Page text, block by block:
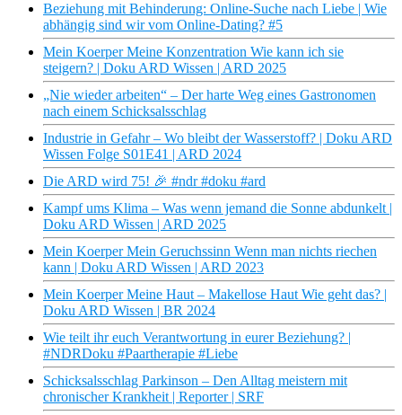
Beziehung mit Behinderung: Online-Suche nach Liebe | Wie
abhängig sind wir vom Online-Dating? #5
Mein Koerper Meine Konzentration Wie kann ich sie
steigern? | Doku ARD Wissen | ARD 2025
„Nie wieder arbeiten“ – Der harte Weg eines Gastronomen
nach einem Schicksalsschlag
Industrie in Gefahr – Wo bleibt der Wasserstoff? | Doku ARD
Wissen Folge S01E41 | ARD 2024
Die ARD wird 75! 🎉 #ndr #doku #ard
Kampf ums Klima – Was wenn jemand die Sonne abdunkelt |
Doku ARD Wissen | ARD 2025
Mein Koerper Mein Geruchssinn Wenn man nichts riechen
kann | Doku ARD Wissen | ARD 2023
Mein Koerper Meine Haut – Makellose Haut Wie geht das? |
Doku ARD Wissen | BR 2024
Wie teilt ihr euch Verantwortung in eurer Beziehung? |
#NDRDoku #Paartherapie #Liebe
Schicksalsschlag Parkinson – Den Alltag meistern mit
chronischer Krankheit | Reporter | SRF